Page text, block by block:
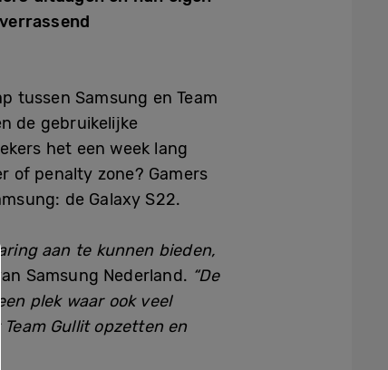
tussen Samsung en Team
de gebruikelijke
het een week lang
of penalty zone? Gamers
de Galaxy S22.
aan te kunnen bieden,
Samsung Nederland. “De
plek waar ook veel
Gullit opzetten en